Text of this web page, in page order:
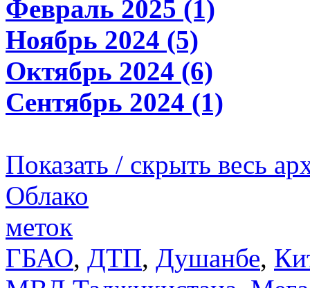
Февраль 2025 (1)
Ноябрь 2024 (5)
Октябрь 2024 (6)
Сентябрь 2024 (1)
Показать / скрыть весь
Облако
меток
ГБАО, ДТП, Душанбе,